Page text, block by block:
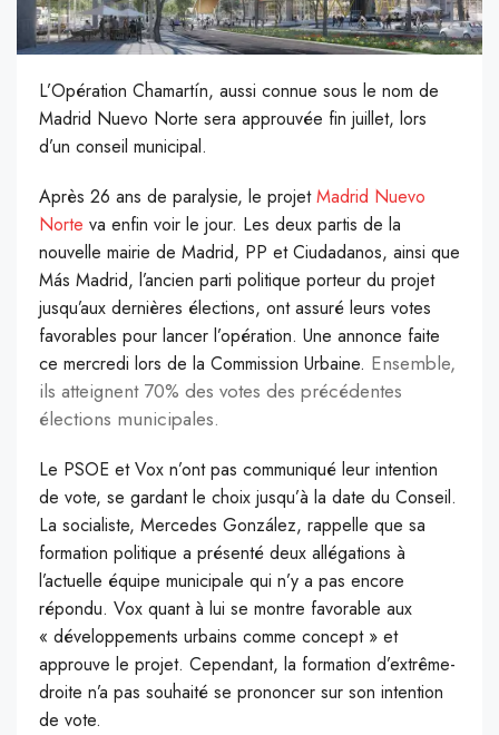
L’Opération Chamartín, aussi connue sous le nom de
Madrid Nuevo Norte sera approuvée fin juillet, lors
d’un conseil municipal.
Après 26 ans de paralysie, le projetMadrid Nuevo
Norte va enfin voir le jour. Les deux partis de la
nouvelle mairie de Madrid, PP et Ciudadanos, ainsi que
Más Madrid, l’ancien parti politique porteur du projet
jusqu’aux dernières élections, ont assuré leurs votes
favorables pour lancer l’opération. Une annonce faite
ce mercredi lors de la Commission Urbaine. Ensemble,
ils atteignent 70% des votes des précédentes
élections municipales.
Le PSOE et Vox n’ont pas communiqué leur intention
de vote, se gardant le choix jusqu’à la date du Conseil.
La socialiste, Mercedes González, rappelle que sa
formation politique a présenté deux allégations à
l’actuelle équipe municipale qui n’y a pas encore
répondu. Vox quant à lui se montre favorable aux
« développements urbains comme concept » et
approuve le projet. Cependant, la formation d’extrême-
droite n’a pas souhaité se prononcer sur son intention
de vote.